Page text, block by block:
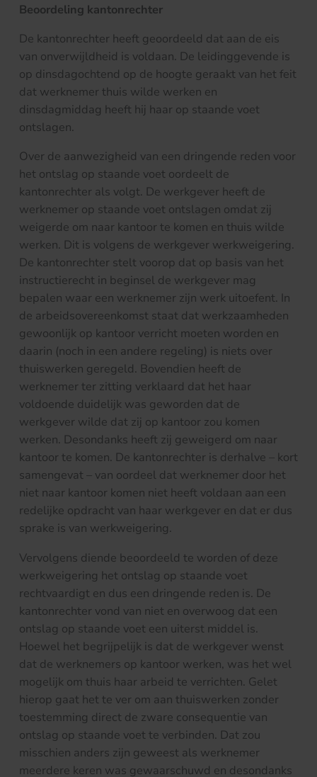
Beoordeling kantonrechter
De kantonrechter heeft geoordeeld dat aan de eis
van onverwijldheid is voldaan. De leidinggevende is
op dinsdagochtend op de hoogte geraakt van het feit
dat werknemer thuis wilde werken en
dinsdagmiddag heeft hij haar op staande voet
ontslagen.
Over de aanwezigheid van een dringende reden voor
het ontslag op staande voet oordeelt de
kantonrechter als volgt. De werkgever heeft de
werknemer op staande voet ontslagen omdat zij
weigerde om naar kantoor te komen en thuis wilde
werken. Dit is volgens de werkgever werkweigering.
De kantonrechter stelt voorop dat op basis van het
instructierecht in beginsel de werkgever mag
bepalen waar een werknemer zijn werk uitoefent. In
de arbeidsovereenkomst staat dat werkzaamheden
gewoonlijk op kantoor verricht moeten worden en
daarin (noch in een andere regeling) is niets over
thuiswerken geregeld. Bovendien heeft de
werknemer ter zitting verklaard dat het haar
voldoende duidelijk was geworden dat de
werkgever wilde dat zij op kantoor zou komen
werken. Desondanks heeft zij geweigerd om naar
kantoor te komen. De kantonrechter is derhalve – kort
samengevat – van oordeel dat werknemer door het
niet naar kantoor komen niet heeft voldaan aan een
redelijke opdracht van haar werkgever en dat er dus
sprake is van werkweigering.
Vervolgens diende beoordeeld te worden of deze
werkweigering het ontslag op staande voet
rechtvaardigt en dus een dringende reden is. De
kantonrechter vond van niet en overwoog dat een
ontslag op staande voet een uiterst middel is.
Hoewel het begrijpelijk is dat de werkgever wenst
dat de werknemers op kantoor werken, was het wel
mogelijk om thuis haar arbeid te verrichten. Gelet
hierop gaat het te ver om aan thuiswerken zonder
toestemming direct de zware consequentie van
ontslag op staande voet te verbinden. Dat zou
misschien anders zijn geweest als werknemer
meerdere keren was gewaarschuwd en desondanks